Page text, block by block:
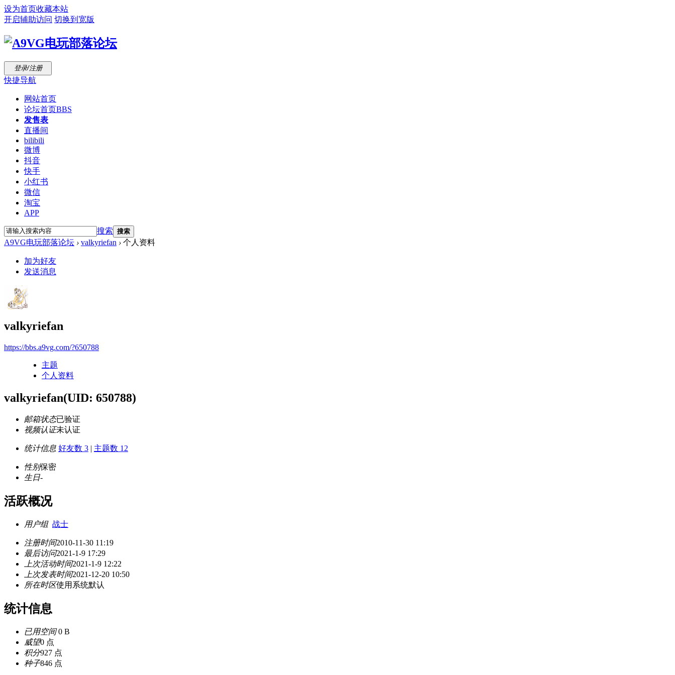
设为首页收藏本站
开启辅助访问 切换到宽版
登录/注册
快捷导航
网站首页
论坛首页BBS
发售表
直播间
bilibili
微博
抖音
快手
小红书
微信
淘宝
APP
搜索 搜索
A9VG电玩部落论坛 › valkyriefan › 个人资料
加为好友
发送消息
valkyriefan
https://bbs.a9vg.com/?650788
主题
个人资料
valkyriefan(UID: 650788)
邮箱状态已验证
视频认证未认证
统计信息 好友数 3 | 主题数 12
性别保密
生日-
活跃概况
用户组 战士
注册时间2010-11-30 11:19
最后访问2021-1-9 17:29
上次活动时间2021-1-9 12:22
上次发表时间2021-12-20 10:50
所在时区使用系统默认
统计信息
已用空间0 B
威望0 点
积分927 点
种子846 点